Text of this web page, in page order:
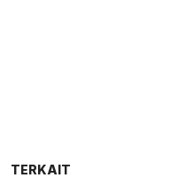
TERKAIT